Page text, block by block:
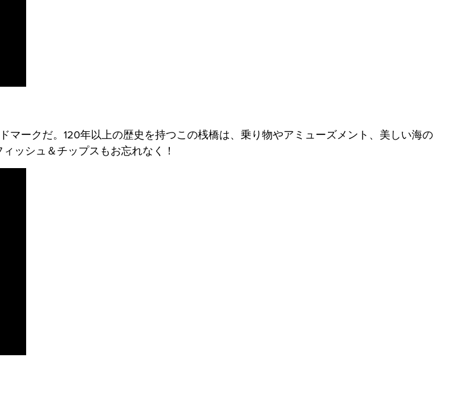
ークだ。120年以上の歴史を持つこの桟橋は、乗り物やアミューズメント、美しい海の
ッシュ＆チップスもお忘れなく！